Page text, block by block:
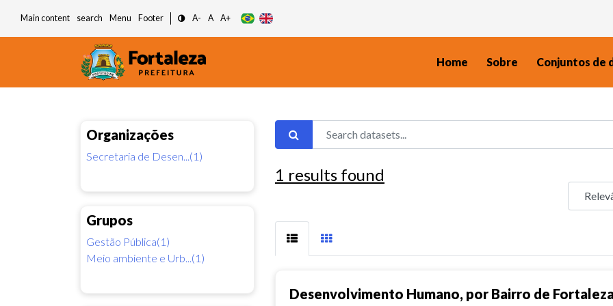
Main content search Menu Footer A- A A+
Home Sobre Conjuntos de
Organizações
Secretaria de Desen...(1)
Grupos
Gestão Pública(1)
Meio ambiente e Urb...(1)
1 results found
Desenvolvimento Humano, por Bairro de